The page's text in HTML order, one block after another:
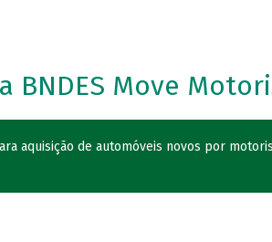
BNDES Move
aquisição de automóveis novos por